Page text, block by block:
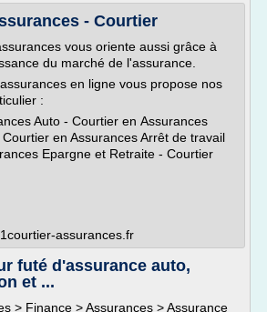
- Courtier
vous oriente aussi grâce à
du marché de l'assurance.
en ligne vous propose nos
:
Auto - Courtier en Assurances
en Assurances Arrêt de travail
Epargne et Retraite - Courtier
assurances.fr
futé d'assurance auto,
et ...
> Finance > Assurances > Assurance